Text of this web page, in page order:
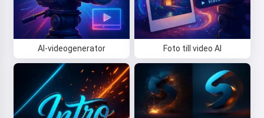
AI-videogenerator Foto till video AI